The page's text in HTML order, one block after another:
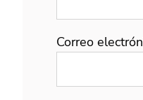
Correo